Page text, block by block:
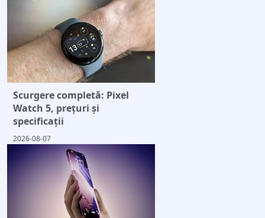
Scurgere completă: Pixel
Watch 5, prețuri și
specificații
2026-08-07